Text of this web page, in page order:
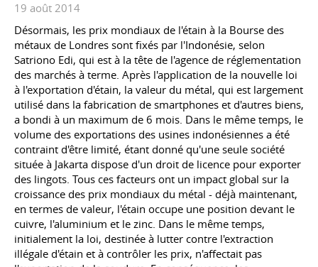
19 août 2014
Désormais, les prix mondiaux de l'étain à la Bourse des
métaux de Londres sont fixés par l'Indonésie, selon
Satriono Edi, qui est à la tête de l'agence de réglementation
des marchés à terme. Après l'application de la nouvelle loi
à l'exportation d'étain, la valeur du métal, qui est largement
utilisé dans la fabrication de smartphones et d'autres biens,
a bondi à un maximum de 6 mois. Dans le même temps, le
volume des exportations des usines indonésiennes a été
contraint d'être limité, étant donné qu'une seule société
située à Jakarta dispose d'un droit de licence pour exporter
des lingots. Tous ces facteurs ont un impact global sur la
croissance des prix mondiaux du métal - déjà maintenant,
en termes de valeur, l'étain occupe une position devant le
cuivre, l'aluminium et le zinc. Dans le même temps,
initialement la loi, destinée à lutter contre l'extraction
illégale d'étain et à contrôler les prix, n'affectait pas